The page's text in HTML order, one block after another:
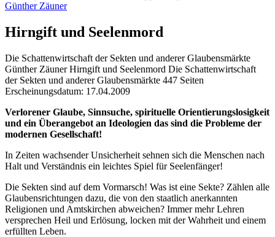
Günther Zäuner
Hirngift und Seelenmord
Die Schattenwirtschaft der Sekten und anderer Glaubensmärkte
Buchdetails
Günther Zäuner Hirngift und Seelenmord Die Schattenwirtschaft
der Sekten und anderer Glaubensmärkte 447 Seiten
Erscheinungsdatum: 17.04.2009
Beschreibung
Verlorener Glaube, Sinnsuche, spirituelle Orientierungslosigkeit
und ein Überangebot an Ideologien das sind die Probleme der
modernen Gesellschaft!
In Zeiten wachsender Unsicherheit sehnen sich die Menschen nach
Halt und Verständnis ein leichtes Spiel für Seelenfänger!
Die Sekten sind auf dem Vormarsch! Was ist eine Sekte? Zählen alle
Glaubensrichtungen dazu, die von den staatlich anerkannten
Religionen und Amtskirchen abweichen? Immer mehr Lehren
versprechen Heil und Erlösung, locken mit der Wahrheit und einem
erfüllten Leben.